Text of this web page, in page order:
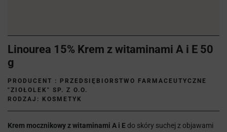
Linourea 15% Krem z witaminami A i E 50
g
PRODUCENT :
PRZEDSIĘBIORSTWO FARMACEUTYCZNE
"ZIOŁOLEK" SP. Z O.O.
RODZAJ: KOSMETYK
Krem mocznikowy z witaminami A i E do skóry suchej z objawami